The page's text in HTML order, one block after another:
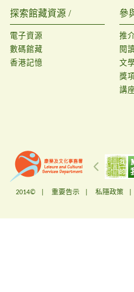
探索館藏資源 /
電子資源
數碼館藏
香港記憶
參
推
閱
文
獎
講
2014© | 重要告示 私隱政策